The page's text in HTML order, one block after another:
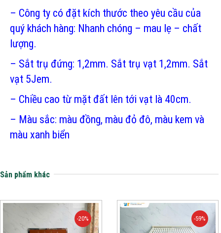
– Công ty có đặt kích thước theo yêu cầu của
quý khách hàng: Nhanh chóng – mau lẹ – chất
lượng.
– Sắt trụ đứng: 1,2mm. Sắt trụ vạt 1,2mm. Sắt
vạt 5Jem.
– Chiều cao từ mặt đất lên tới vạt là 40cm.
– Màu sắc: màu đồng, màu đỏ đô, màu kem và
màu xanh biển
Sản phẩm khác
-20% -59%